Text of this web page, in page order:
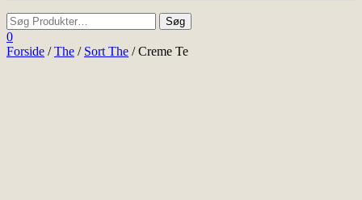
0
Forside /The / Sort The / Creme Te